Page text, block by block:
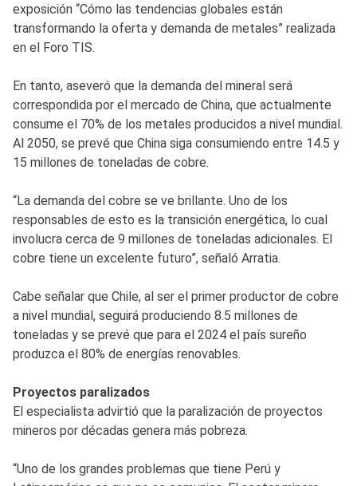
exposición “Cómo las tendencias globales están
transformando la oferta y demanda de metales” realizada
en el Foro TIS.
En tanto, aseveró que la demanda del mineral será
correspondida por el mercado de China, que actualmente
consume el 70% de los metales producidos a nivel mundial.
Al 2050, se prevé que China siga consumiendo entre 14.5 y
15 millones de toneladas de cobre.
“La demanda del cobre se ve brillante. Uno de los
responsables de esto es la transición energética, lo cual
involucra cerca de 9 millones de toneladas adicionales. El
cobre tiene un excelente futuro”, señaló Arratia.
Cabe señalar que Chile, al ser el primer productor de cobre
a nivel mundial, seguirá produciendo 8.5 millones de
toneladas y se prevé que para el 2024 el país sureño
produzca el 80% de energías renovables.
Proyectos paralizados
El especialista advirtió que la paralización de proyectos
mineros por décadas genera más pobreza.
“Uno de los grandes problemas que tiene Perú y